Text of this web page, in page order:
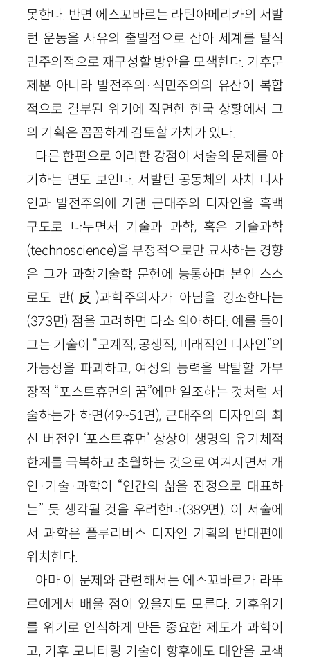
못한다. 반면 에스꼬바르는 라틴아메리카의 서발
턴 운동을 사유의 출발점으로 삼아 세계를 탈식
민주의적으로 재구성할 방안을 모색한다. 기후문
제뿐 아니라 발전주의·식민주의의 유산이 복합
적으로 결부된 위기에 직면한 한국 상황에서 그
의 기획은 꼼꼼하게 검토할 가치가 있다.
다른 한편으로 이러한 강점이 서술의 문제를 야
기하는 면도 보인다. 서발턴 공동체의 자치 디자
인과 발전주의에 기댄 근대주의 디자인을 흑백
구도로 나누면서 기술과 과학, 혹은 기술과학
(technoscience)을 부정적으로만 묘사하는 경향
은 그가 과학기술학 문헌에 능통하며 본인 스스
로도 반(反)과학주의자가 아님을 강조한다는
(373면) 점을 고려하면 다소 의아하다. 예를 들어
그는 기술이 “모계적, 공생적, 미래적인 디자인”의
가능성을 파괴하고, 여성의 능력을 박탈할 가부
장적 “포스트휴먼의 꿈”에만 일조하는 것처럼 서
술하는가 하면(49~51면), 근대주의 디자인의 최
신 버전인 ‘포스트휴먼’ 상상이 생명의 유기체적
한계를 극복하고 초월하는 것으로 여겨지면서 개
인·기술·과학이 “인간의 삶을 진정으로 대표하
는” 듯 생각될 것을 우려한다(389면). 이 서술에
서 과학은 플루리버스 디자인 기획의 반대편에
위치한다.
아마 이 문제와 관련해서는 에스꼬바르가 라뚜
르에게서 배울 점이 있을지도 모른다. 기후위기
를 위기로 인식하게 만든 중요한 제도가 과학이
고, 기후 모니터링 기술이 향후에도 대안을 모색